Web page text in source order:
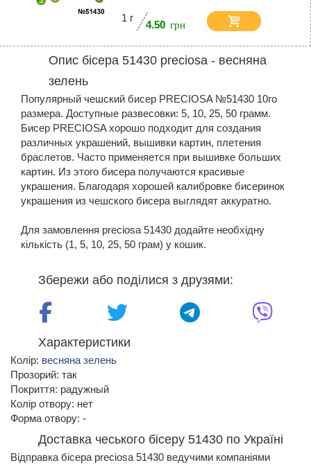
1 г
4.50
Опис бісера 51430 preciosa - весняна
зелень
Популярный чешский бисер PRECIOSA №51430 10го
размера. Доступные развесовки: 5, 10, 25, 50 грамм.
Бисер PRECIOSA хорошо подходит для создания
различных украшений, вышивки картин, плетения
браслетов. Часто применяется при вышивке больших
картин. Из этого бисера получаются красивые
украшения. Благодаря хорошей калибровке бисеринок
украшения из чешского бисера выглядят аккуратно.
Для замовлення preciosa 51430 додайте необхідну
кількість (1, 5, 10, 25, 50 грам) у кошик.
Збережи або поділися з друзями:
Характеристики
Колір: весняна зелень
Прозорий: так
Покриття: радужный
Колір отвору: нет
Форма отвору: -
Доставка чеського бісеру 51430 по Україні
Відправка бісера preciosa 51430 ведучими компаніями